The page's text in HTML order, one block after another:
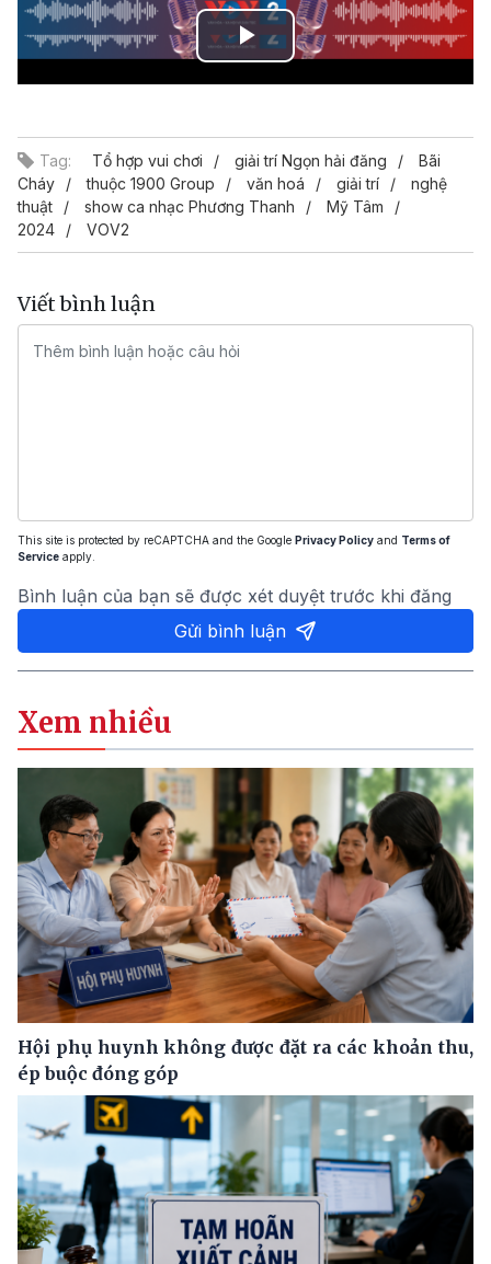
Play
Tag: Tổ hợp vui chơi giải trí Ngọn hải đăng
Bãi
Cháy
thuộc 1900 Group văn hoá giải trí
nghệ
thuật
show ca nhạc Phương Thanh
Mỹ Tâm
2024
VOV2
Viết bình luận
This site is protected by reCAPTCHA and the Google Privacy Policy and Terms of
Service apply.
Bình luận của bạn sẽ được xét duyệt trước khi đăng
Gửi bình luận
Xem nhiều
Hội phụ huynh không được đặt ra các khoản thu,
ép buộc đóng góp